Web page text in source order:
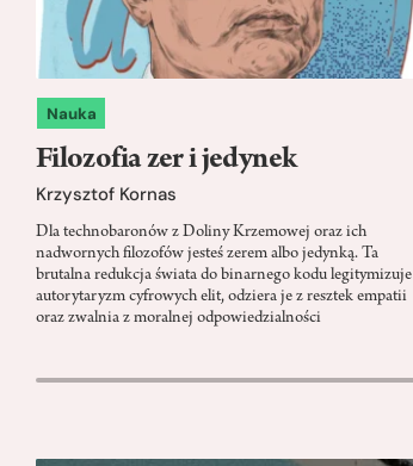
Nauka
Filozofia zer i jedynek
Krzysztof Kornas
Dla technobaronów z Doliny Krzemowej oraz ich
nadwornych filozofów jesteś zerem albo jedynką. Ta
brutalna redukcja świata do binarnego kodu legitymizuje
autorytaryzm cyfrowych elit, odziera je z resztek empatii
oraz zwalnia z moralnej odpowiedzialności